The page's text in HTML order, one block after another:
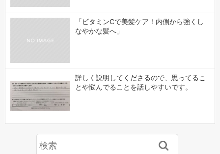
「ビタミンCで美髪ケア！内側から強くし
なやかな髪へ」
詳しく説明してくださるので、思ってるこ
とや悩んでることを話しやすいです。